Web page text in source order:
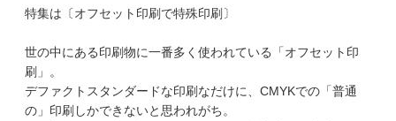
特集は〔オフセット印刷で特殊印刷〕
世の中にある印刷物に一番多く使われている「オフセット印
刷」。
デファクトスタンダードな印刷なだけに、CMYKでの「普通
の」印刷しかできないと思われがち。